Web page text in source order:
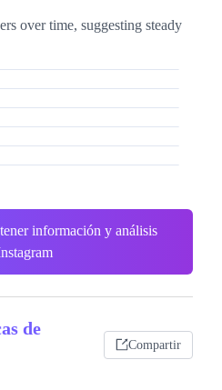
over time, suggesting steady
información y análisis
de
Compartir